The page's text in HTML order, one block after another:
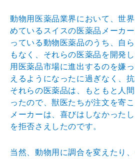
動物用医薬品業界において、世
めているスイスの医薬品メーカ
っている動物医薬品のうち、自
もなく、それらの医薬品を開発
用医薬品市場に進出するのを嫌
えるようになったに過ぎなく、
それらの医薬品は、もともと人
ったので、獣医たちが注文を寄
メーカーは、喜びはしなかった
を拒否さえしたのです。
当然、動物用に調合を変えたり